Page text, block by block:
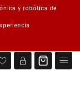
y robótica de